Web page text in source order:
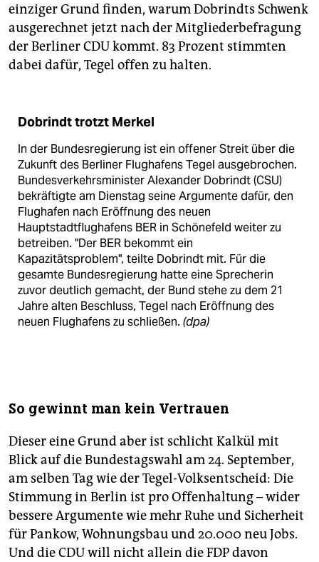
einziger Grund finden, warum Dobrindts Schwenk
ausgerechnet jetzt nach der Mitgliederbefragung
der Berliner CDU kommt. 83 Prozent stimmten
dabei dafür, Tegel offen zu halten.
Dobrindt trotzt Merkel
In der Bundesregierung ist ein offener Streit über die
Zukunft des Berliner Flughafens Tegel ausgebrochen.
Bundesverkehrsminister Alexander Dobrindt (CSU)
bekräftigte am Dienstag seine Argumente dafür, den
Flughafen nach Eröffnung des neuen
Hauptstadtflughafens BER in Schönefeld weiter zu
betreiben. "Der BER bekommt ein
Kapazitätsproblem", teilte Dobrindt mit. Für die
gesamte Bundesregierung hatte eine Sprecherin
zuvor deutlich gemacht, der Bund stehe zu dem 21
Jahre alten Beschluss, Tegel nach Eröffnung des
neuen Flughafens zu schließen. (dpa)
So gewinnt man kein Vertrauen
Dieser eine Grund aber ist schlicht Kalkül mit
Blick auf die Bundestagswahl am 24. September,
am selben Tag wie der Tegel-Volksentscheid: Die
Stimmung in Berlin ist pro Offenhaltung – wider
bessere Argumente wie mehr Ruhe und Sicherheit
für Pankow, Wohnungsbau und 20.000 neu Jobs.
Und die CDU will nicht allein die FDP davon